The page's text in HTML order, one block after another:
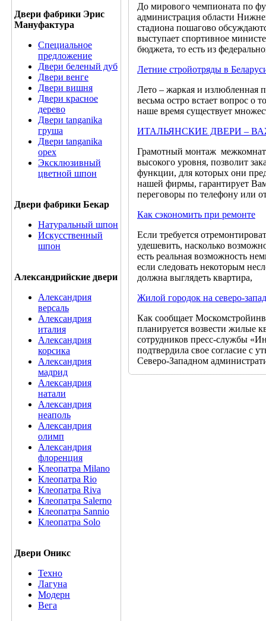
Двери фабрики Эрис
Мануфактура
Специальное
предложение
Двери беленый дуб
Двери венге
Двери вишня
Двери красное
дерево
Двери tanganika
груша
Двери tanganika
oрех
Эксклюзивный
цветной шпон
Двери фабрики Бекар
Натуральный шпон
Искусственный
шпон
Александрийские двери
Александрия
версаль
Александрия
италия
Александрия
корсика
Александрия
мадрид
Александрия
натали
Александрия
неаполь
Александрия
олимп
Александрия
флоренция
Клеопатра Milano
Клеопатра Rio
Клеопатра Riva
Клеопатра Salerno
Клеопатра Sannio
Клеопатра Solo
Двери Оникс
Техно
Лагуна
Модерн
Вега
До мирового чемпионата по
администрация области
стадиона пошагово
выступает спортивное
бюджета, то есть из
Летние стройотряды в
Лето – жаркая и излюбленная
весьма остро встает вопрос о
наше время существует
ИТАЛЬЯНСКИЕ ДВЕРИ –
Грамотный монтаж
высокого уровня, позволит
функции, для которых они
нашей фирмы, гарантирует
переговоры по телефону или
Как сэкономить при ремонте
Если требуется
удешевить, насколько
есть реальная возможность
если следовать некоторым
должна выглядеть квартира,
Жилой городок на северо-
Как сообщает
планируется возвести жилые
сотрудников пресс-службы
подтвердила свое согласие с
Северо-Западном